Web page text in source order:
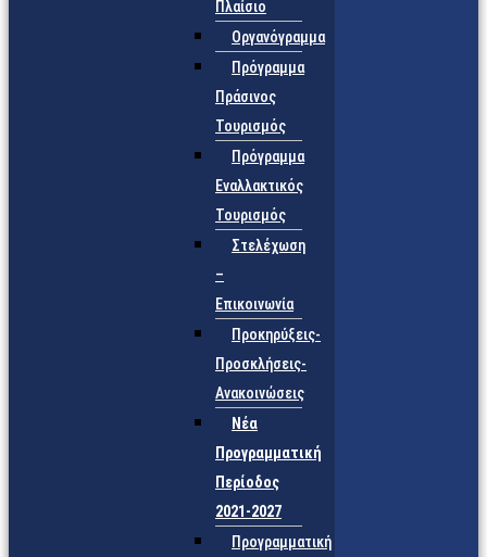
Πλαίσιο
Οργανόγραμμα
Πρόγραμμα
Πράσινος
Τουρισμός
Πρόγραμμα
Εναλλακτικός
Τουρισμός
Στελέχωση
–
Επικοινωνία
Προκηρύξεις-
Προσκλήσεις-
Ανακοινώσεις
Νέα
Προγραμματική
Περίοδος
2021-2027
Προγραμματική